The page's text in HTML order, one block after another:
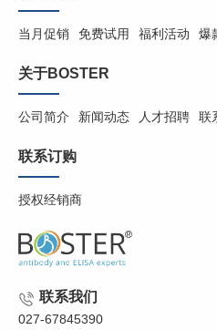
当月促销 免费试用 福利活动 爆
关于BOSTER
公司简介 新闻动态 人才招聘 联
联系订购
授权经销商
联系我们
027-67845390